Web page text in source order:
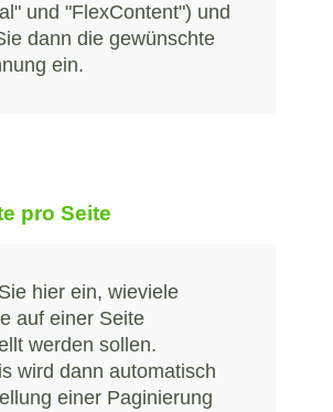
und "FlexContent") und
dann die gewünschte
ein.
pro Seite
hier ein, wieviele
auf einer Seite
werden sollen.
wird dann automatisch
einer Paginierung